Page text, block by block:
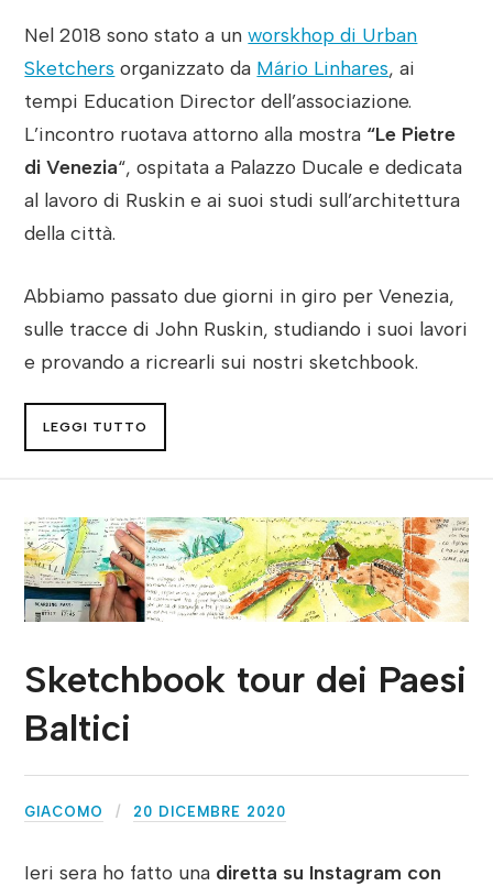
Nel 2018 sono stato a unworskhop di Urban
Sketchers organizzato da Mário Linhares, ai
tempi Education Director dell’associazione.
L’incontro ruotava attorno alla mostra “Le Pietre
di Venezia“, ospitata a Palazzo Ducale e dedicata
al lavoro di Ruskin e ai suoi studi sull’architettura
della città.
Abbiamo passato due giorni in giro per Venezia,
sulle tracce di John Ruskin, studiando i suoi lavori
e provando a ricrearli sui nostri sketchbook.
LEGGI TUTTO
Sketchbook tour dei Paesi
Baltici
GIACOMO 20 DICEMBRE 2020
Ieri sera ho fatto una diretta su Instagram con